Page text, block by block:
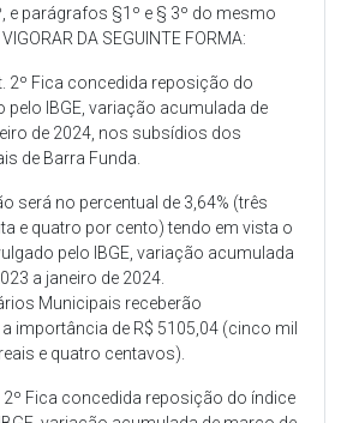
e parágrafos §1º e § 3º do mesmo
DA SEGUINTE FORMA:
2º Fica concedida reposição do
pelo IBGE, variação acumulada de
de 2024, nos subsídios dos
de Barra Funda.
será no percentual de 3,64% (três
e quatro por cento) tendo em vista o
pelo IBGE, variação acumulada
a janeiro de 2024.
Municipais receberão
importância de R$ 5105,04 (cinco mil
e quatro centavos).
2º Fica concedida reposição do índice